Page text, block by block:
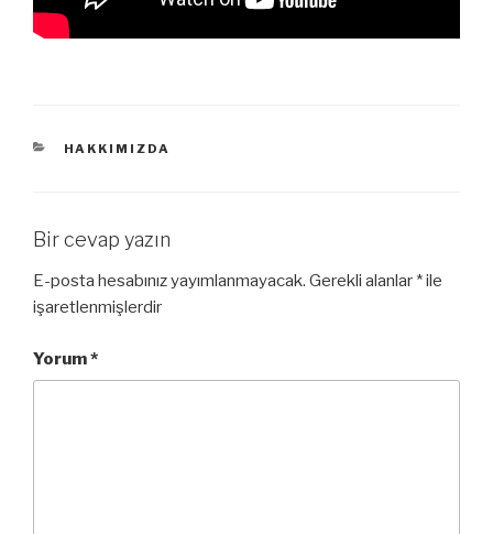
KATEGORILER
HAKKIMIZDA
Bir cevap yazın
E-posta hesabınız yayımlanmayacak. Gerekli alanlar *ile
işaretlenmişlerdir
Yorum*